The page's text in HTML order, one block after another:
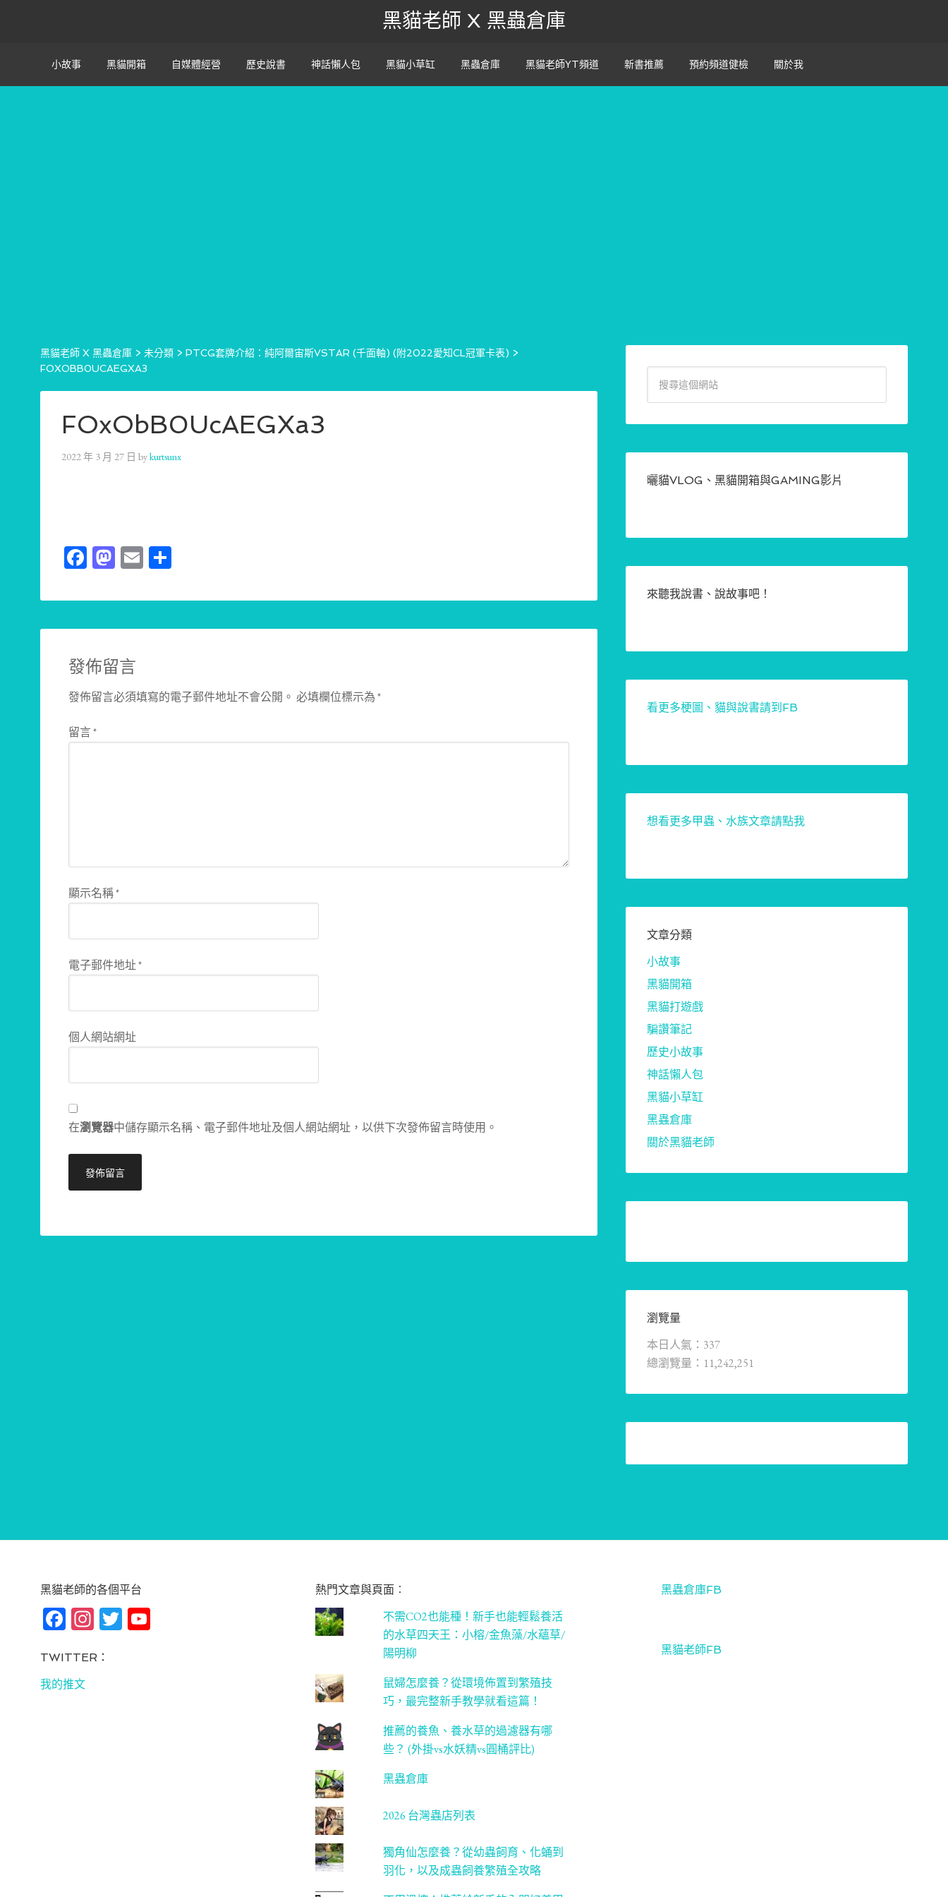
黑貓老師 X 黑蟲倉庫
小故事 黑貓開箱 自媒體經營 歷史說書 神話懶人包 黑貓小草缸 黑蟲倉庫 黑貓老師YT頻道 新書推薦 預約頻道健檢 關於我
黑貓老師 X 黑蟲倉庫 > 未分類 > PTCG套牌介紹：純阿爾宙斯VSTAR (千面軸) (附2022愛知CL冠軍卡表) >
FOXOBB0UCAEGXA3
FOxObB0UcAEGXa3
2022 年 3 月 27 日 bykurtsunx
Facebook
Mastodon
Email
發佈留言
發佈留言必須填寫的電子郵件地址不會公開。 必填欄位標示為*
留言*
顯示名稱*
電子郵件地址*
個人網站網址
在瀏覽器中儲存顯示名稱、電子郵件地址及個人網站網址，以供下次發佈留言時使用。
曬貓VLOG、黑貓開箱與GAMING影片
來聽我說書、說故事吧！
看更多梗圖、貓與說書請到FB
想看更多甲蟲、水族文章請點我
文章分類
小故事
黑貓開箱
黑貓打遊戲
騙讚筆記
歷史小故事
神話懶人包
黑貓小草缸
黑蟲倉庫
關於黑貓老師
瀏覽量
本日人氣：337
總瀏覽量：11,242,251
黑貓老師的各個平台
Fa
bo
ok
In
ag
T
TWITTER：
我的推文
熱門文章與頁面︰
不需CO2也能種！新手也能輕鬆養活
的水草四天王：小榕/金魚藻/水蘊草/
陽明柳
鼠婦怎麼養？從環境佈置到繁殖技
巧，最完整新手教學就看這篇！
推薦的養魚、養水草的過濾器有哪
些？ (外掛vs水妖精vs圓桶評比)
黑蟲倉庫
2026 台灣蟲店列表
獨角仙怎麼養？從幼蟲飼育、化蛹到
羽化，以及成蟲飼養繁殖全攻略
黑蟲倉庫FB
黑貓老師FB